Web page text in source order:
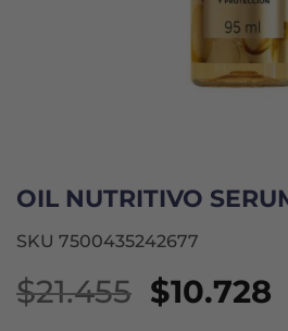
OIL NUTRITIVO
SKU 7500435242677
$21.455 El
$10.728El